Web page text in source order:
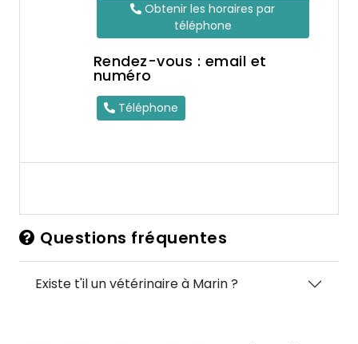
Obtenir les horaires par
téléphone
Rendez-vous : email et
numéro
Téléphone
Questions fréquentes
Existe t'il un vétérinaire à Marin ?